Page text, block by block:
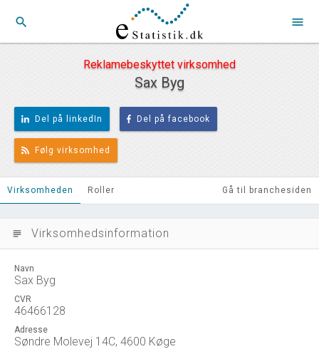
search menu
Reklamebeskyttet virksomhed
Sax Byg
Del på linkedIn Del på facebook
Følg virksomhed
Virksomheden Roller Gå til branchesiden
subject Virksomhedsinformation
Navn
Sax Byg
CVR
46466128
Adresse
Søndre Molevej 14C, 4600 Køge